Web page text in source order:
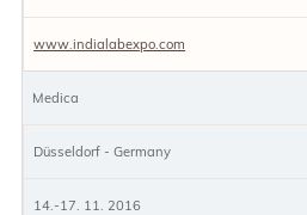
www.indialabexpo.com
Medica
Düsseldorf - Germany
14.-17. 11. 2016